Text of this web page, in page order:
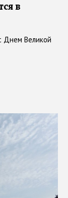
в
Днем Великой